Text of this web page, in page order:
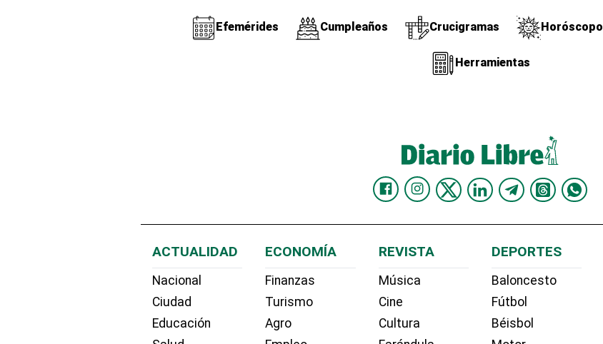
Efemérides Cumpleaños Crucigramas Horóscopo
Herramientas
ACTUALIDAD
Nacional
Ciudad
Educación
ECONOMÍA
Finanzas
Turismo
Agro
REVISTA
Música
Cine
Cultura
DEPORTES
Baloncesto
Fútbol
Béisbol